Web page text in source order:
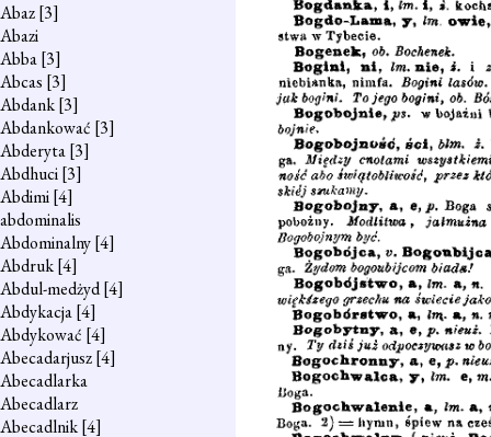
Abaz[3]
Abazi
Abba[3]
Abcas [3]
Abdank[3]
Abdankować [3]
Abderyta[3]
Abdhuci[3]
Abdimi[4]
abdominalis
Abdominalny[4]
Abdruk[4]
Abdul-medżyd[4]
Abdykacja[4]
Abdykować [4]
Abecadarjusz[4]
Abecadlarka
Abecadlarz
Abecadlnik[4]